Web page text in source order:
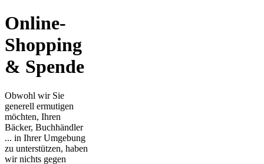
Online-
Shopping
& Spende
Obwohl wir Sie
generell ermutigen
möchten, Ihren
Bäcker, Buchhändler
... in Ihrer Umgebung
zu unterstützen, haben
wir nichts gegen